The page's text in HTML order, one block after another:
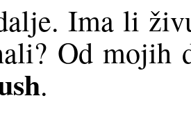
Ima li
Od mojih
.